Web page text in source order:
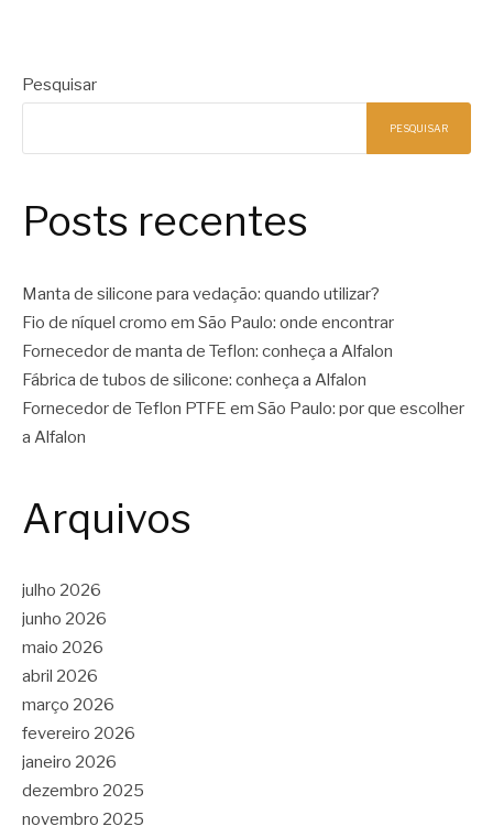
Pesquisar
PESQUISAR
Posts recentes
Manta de silicone para vedação: quando utilizar?
Fio de níquel cromo em São Paulo: onde encontrar
Fornecedor de manta de Teflon: conheça a Alfalon
Fábrica de tubos de silicone: conheça a Alfalon
Fornecedor de Teflon PTFE em São Paulo: por que escolher
a Alfalon
Arquivos
julho 2026
junho 2026
maio 2026
abril 2026
março 2026
fevereiro 2026
janeiro 2026
dezembro 2025
novembro 2025